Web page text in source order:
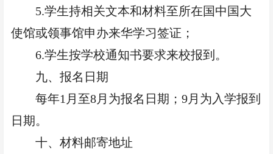
5.学生持相关文本和材料至所在国中国大
使馆或领事馆申办来华学习签证；
6.学生按学校通知书要求来校报到。
九、报名日期
每年1月至8月为报名日期；9月为入学报到
日期。
十、材料邮寄地址